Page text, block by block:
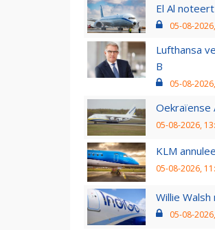
El Al
05-08-
Lufthansa
B
05-08-
Oekraïense
05-08-2026,
KLM
05-08-2026,
Willie
05-08-